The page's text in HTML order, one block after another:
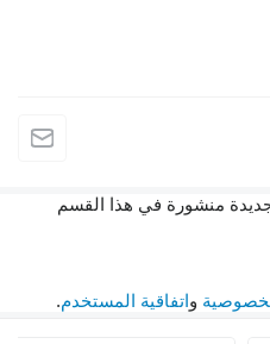
منشورة في هذا القسم
واتفاقية المستخدم.